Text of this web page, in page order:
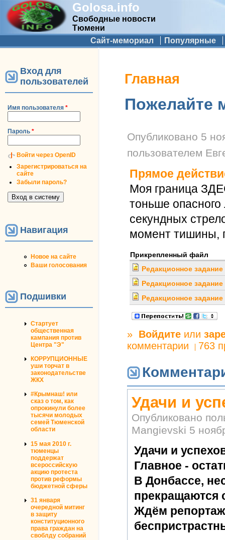
Golosa.info
Свободные новости
Тюмени
Дополнительное меню
Сайт-мемориал Популярные
Вход для
пользователей
Имя пользователя *
Пароль *
Войти через OpenID
Зарегистрироваться на
сайте
Забыли пароль?
Навигация
Новое на сайте
Ваши голосования
Подшивки
Стартует
общественная
кампания против
Центра "Э"
КОРРУПЦИОННЫЕ
уши торчат в
законодательстве
ЖКХ
#Крымнаш! или
сказ о том, как
опрокинули более
тысячи молодых
семей Тюменской
области
15 мая 2010 г.
тюменцы
поддержат
всероссийскую
акцию протеста
против реформы
бюджетной сферы
31 января
очередной митинг
в защиту
конституционного
права граждан на
своблду собраний
Вы здесь
Главная
Пожелайте
Опубликовано 5
пользователем
Прямое
Моя граница
тоньше
секундных
момент тишины,
Прикрепленный файл
Редакционное
Редакционное
Редакционное
» Войдите или
комментарии
763
Удачи и
Опубликовано
Mangievski 5
Удачи и
Главное -
В Донбассе,
прекращаются
Ждём